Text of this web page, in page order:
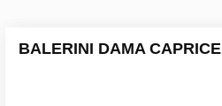
BALERINI DAMA CAPRICE